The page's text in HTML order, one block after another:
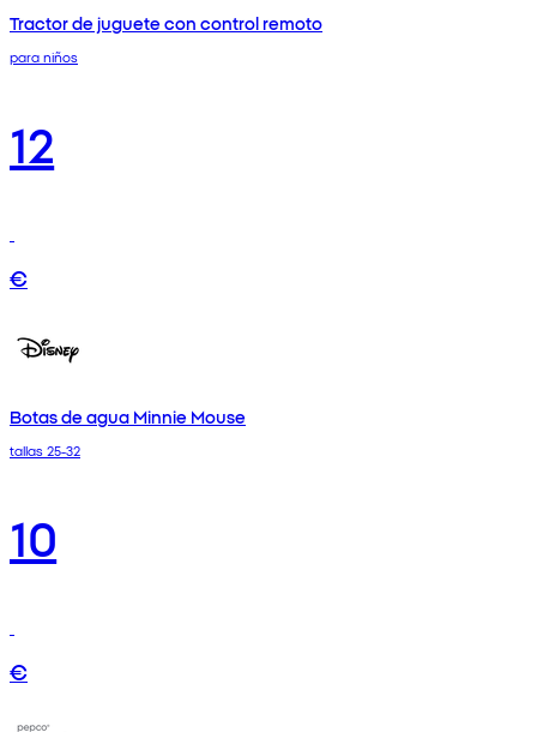
Tractor de juguete con control remoto
para niños
12
€
Botas de agua Minnie Mouse
tallas 25-32
10
€